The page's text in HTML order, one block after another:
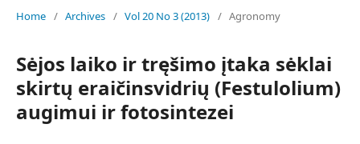
Home / Archives / Vol 20 No 3 (2013) / Agronomy
Sėjos laiko ir tręšimo įtaka sėklai
skirtų eraičinsvidrių (Festulolium)
augimui ir fotosintezei